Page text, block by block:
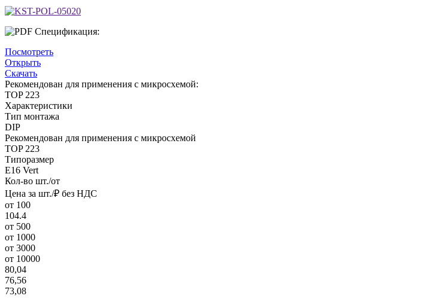
Спецификация:
Посмотреть
Открыть
Скачать
Рекомендован для применения с микросхемой:
TOP 223
Характеристики
Тип монтажа
DIP
Рекомендован для применения с микросхемой
TOP 223
Типоразмер
Е16 Vert
Кол-во шт./от
Цена за шт./₽ без НДС
от 100
104.4
от 500
от 1000
от 3000
от 10000
80,04
76,56
73,08